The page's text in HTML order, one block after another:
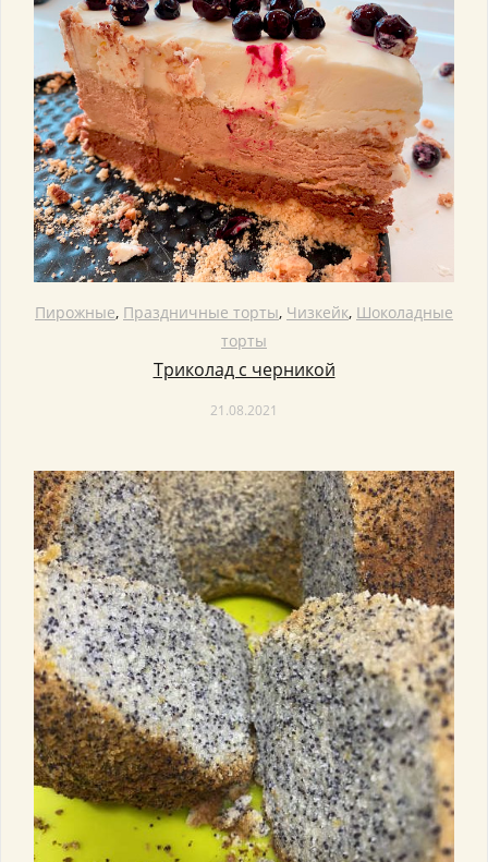
Пирожные, Праздничные торты, Чизкейк, Шоколадные
торты
Триколад с черникой
21.08.2021